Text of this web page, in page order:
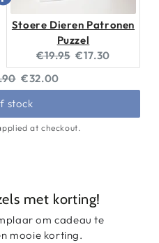
Stoere Dieren Patronen
Puzzel
Original
price:
€19.95 Current
price:
€17.30
Discounted
price
€32.00
stock
at checkout.
met korting!
om cadeau te
mooie korting.